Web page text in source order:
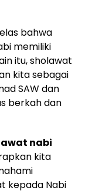
bahwa
memiliki
itu, sholawat
kita sebagai
SAW dan
berkah dan
nabi
kita
kepada Nabi